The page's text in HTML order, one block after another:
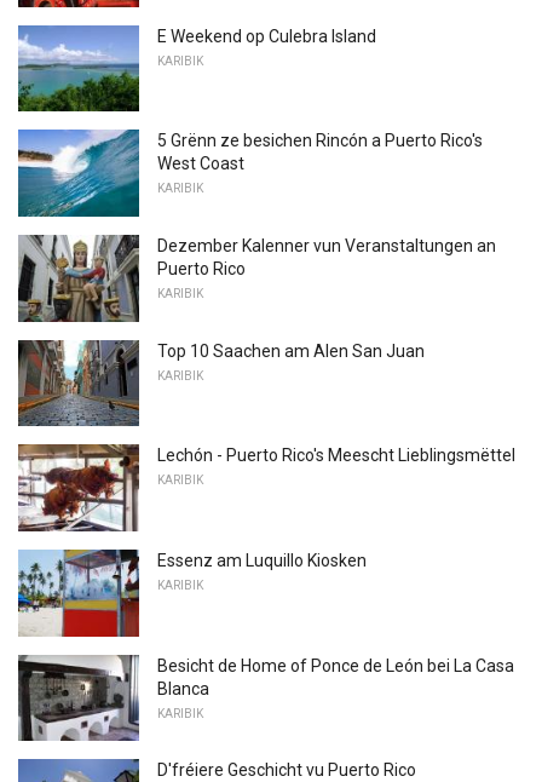
E Weekend op Culebra Island
KARIBIK
5 Grënn ze besichen Rincón a Puerto Rico's
West Coast
KARIBIK
Dezember Kalenner vun Veranstaltungen an
Puerto Rico
KARIBIK
Top 10 Saachen am Alen San Juan
KARIBIK
Lechón - Puerto Rico's Meescht Lieblingsmëttel
KARIBIK
Essenz am Luquillo Kiosken
KARIBIK
Besicht de Home of Ponce de León bei La Casa
Blanca
KARIBIK
D'fréiere Geschicht vu Puerto Rico